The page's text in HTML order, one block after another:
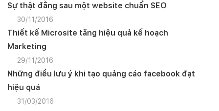
Sự thật đằng sau một website chuẩn SEO
30/11/2016
Thiết kế Microsite tăng hiệu quả kế hoạch
Marketing
29/11/2016
Những điều lưu ý khi tạo quảng cáo facebook đạt
hiệu quả
31/03/2016